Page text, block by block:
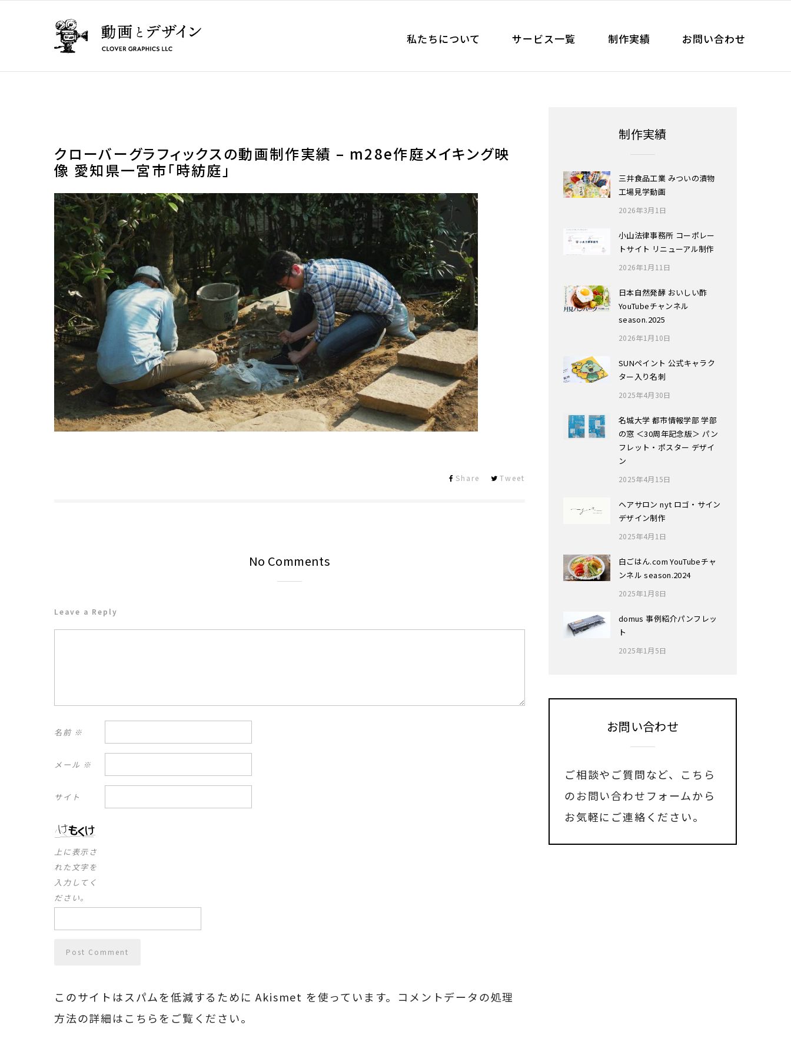
私たちについて サービス一覧 制作実績 お問い合わせ
クローバーグラフィックスの動画制作実績 – m28e作庭メイキング映
像 愛知県一宮市「時紡庭」
Share Tweet
No Comments
Leave a Reply
名前 ※
メール ※
サイト
上に表示さ
れた文字を
入力してく
ださい。
このサイトはスパムを低減するために Akismet を使っています。
コメントデータの処理
方法の詳細はこちらをご覧ください。
制作実績
三井食品工業 みついの漬物
工場見学動画
2026年3月1日
小山法律事務所 コーポレー
トサイト リニューアル制作
2026年1月11日
日本自然発酵 おいしい酢
YouTubeチャンネル
season.2025
2026年1月10日
SUNペイント 公式キャラク
ター入り名刺
2025年4月30日
名城大学 都市情報学部 学部
の窓 ＜30周年記念版＞ パン
フレット・ポスター デザイ
ン
2025年4月15日
ヘアサロン nyt ロゴ・サイン
デザイン制作
2025年4月1日
白ごはん.com YouTubeチャ
ンネル season.2024
2025年1月8日
domus 事例紹介パンフレッ
ト
2025年1月5日
お問い合わせ
ご相談やご質問など、
こちら
のお問い合わせフォームから
お気軽にご連絡ください。